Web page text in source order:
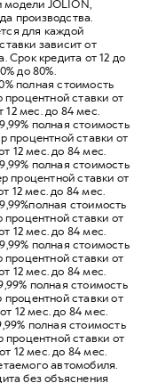
модели JOLION,
производства.
для каждой
зависит от
Срок кредита от 12 до
до 80%.
полная стоимость
процентной ставки от
12 мес. до 84 мес.
полная стоимость
процентной ставки от
12 мес. до 84 мес.
полная стоимость
процентной ставки от
12 мес. до 84 мес.
стоимость
процентной ставки от
12 мес. до 84 мес.
полная стоимость
процентной ставки от
12 мес. до 84 мес.
полная стоимость
процентной ставки от
12 мес. до 84 мес.
полная стоимость
процентной ставки от
12 мес. до 84 мес.
автомобиля.
без объяснения